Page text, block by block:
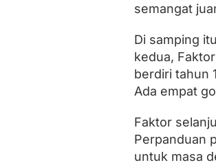
semangat
Di samping
kedua,
berdiri tahun
Ada empat
Faktor
Perpanduan
untuk masa